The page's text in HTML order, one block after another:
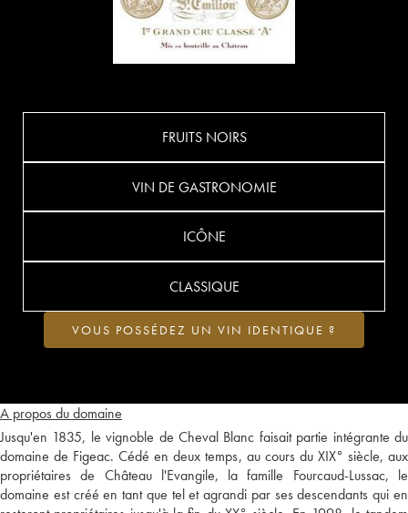
A propos du domaine
Jusqu'en 1835, le vignoble de Cheval Blanc faisait partie intégrante du
domaine de Figeac. Cédé en deux temps, au cours du XIX° siècle, aux
propriétaires de Château l'Evangile, la famille Fourcaud-Lussac, le
domaine est créé en tant que tel et agrandi par ses descendants qui en
FRUITS NOIRS
VIN DE GASTRONOMIE
ICÔNE
CLASSIQUE
VOUS POSSÉDEZ UN VIN IDENTIQUE ?